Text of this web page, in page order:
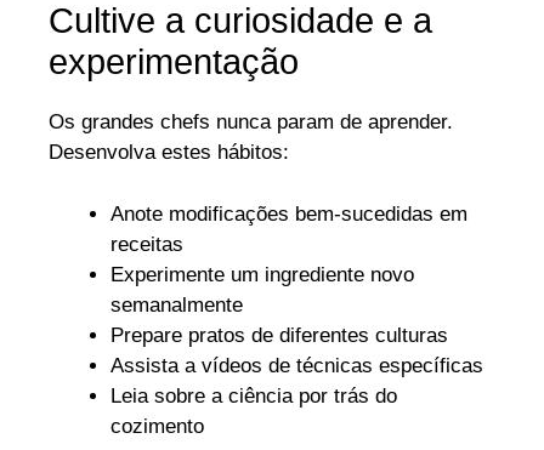
Cultive a curiosidade e a
experimentação
Os grandes chefs nunca param de aprender.
Desenvolva estes hábitos:
Anote modificações bem-sucedidas em
receitas
Experimente um ingrediente novo
semanalmente
Prepare pratos de diferentes culturas
Assista a vídeos de técnicas específicas
Leia sobre a ciência por trás do
cozimento